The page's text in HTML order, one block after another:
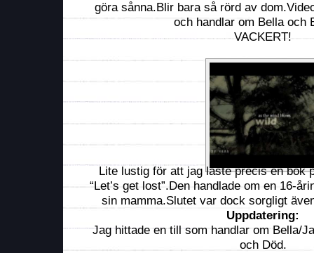
göra sånna.Blir bara så rörd av
och handlar om Bella och
VACKERT!
Lite lustig för att jag läste precis en bok
“Let’s get lost”.Den handlade om en 16-
sin mamma.Slutet var dock sorgligt
Uppdatering:
Jag hittade en till som handlar om Bella/
och Död.